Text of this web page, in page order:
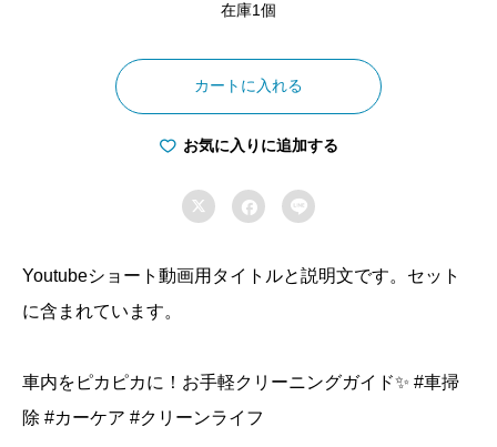
在庫1個
の
内
装
掃
機
リ
を
カートに入れる
お気に入りに追加する
  
Youtubeショート動画用タイトルと説明文です。セット
に含まれています。
車内をピカピカに！お手軽クリーニングガイド✨ #車掃
除 #カーケア #クリーンライフ